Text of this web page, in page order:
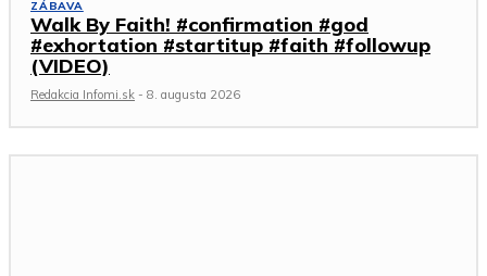
ZÁBAVA
Walk By Faith! #confirmation #god
#exhortation #startitup #faith #followup
(VIDEO)
Redakcia Infomi.sk - 8. augusta 2026